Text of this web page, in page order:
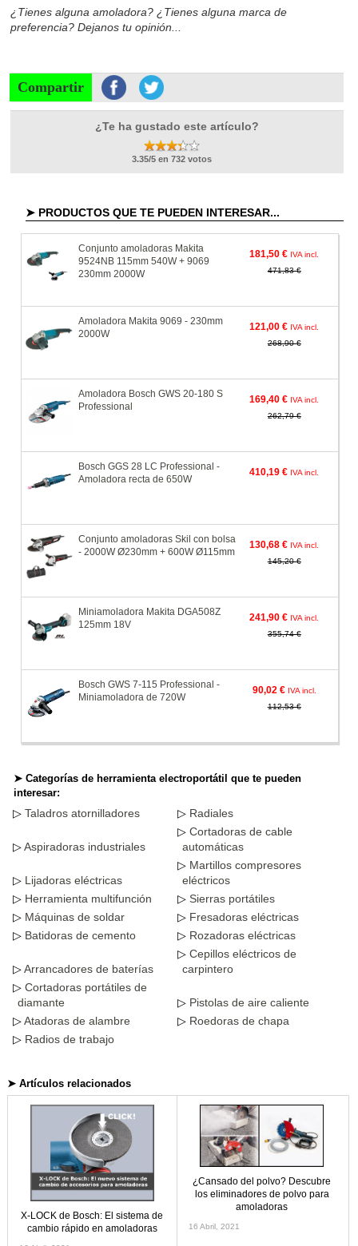
¿Tienes alguna amoladora? ¿Tienes alguna marca de
preferencia? Dejanos tu opinión...
Compartir
¿Te ha gustado este artículo?
3.35/5 en 732 votos
➤ PRODUCTOS QUE TE PUEDEN INTERESAR...
Conjunto amoladoras Makita
9524NB 115mm 540W + 9069
230mm 2000W
181,50 € IVA incl.
471,83 €
Amoladora Makita 9069 - 230mm
2000W
121,00 € IVA incl.
268,90 €
Amoladora Bosch GWS 20-180 S
Professional
169,40 € IVA incl.
262,79 €
Bosch GGS 28 LC Professional -
Amoladora recta de 650W
410,19 € IVA incl.
Conjunto amoladoras Skil con bolsa
- 2000W Ø230mm + 600W Ø115mm
130,68 € IVA incl.
145,20 €
Miniamoladora Makita DGA508Z
125mm 18V
241,90 € IVA incl.
355,74 €
Bosch GWS 7-115 Professional -
Miniamoladora de 720W
90,02 € IVA incl.
112,53 €
➤ Categorías de herramienta electroportátil que te pueden
interesar:
Taladros atornilladores Radiales
Aspiradoras industriales
Cortadoras de cable
automáticas
Lijadoras eléctricas
Martillos compresores
eléctricos
Herramienta multifunción
Sierras portátiles
Máquinas de soldar
Fresadoras eléctricas
Batidoras de cemento
Rozadoras eléctricas
Arrancadores de baterías
Cepillos eléctricos de
carpintero
Cortadoras portátiles de
diamante
Pistolas de aire caliente
Atadoras de alambre
Roedoras de chapa
Radios de trabajo
➤ Artículos relacionados
X-LOCK de Bosch: El sistema de
cambio rápido en amoladoras
¿Cansado del polvo? Descubre
los eliminadores de polvo para
amoladoras
16 Abril, 2021